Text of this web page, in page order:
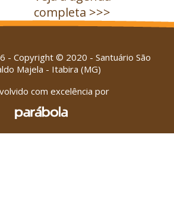
completa >>>
- Copyright © 2020 - Santuário São
Majela - Itabira (MG)
com excelência por